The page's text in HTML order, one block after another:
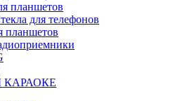
планшетов
для телефонов
планшетов